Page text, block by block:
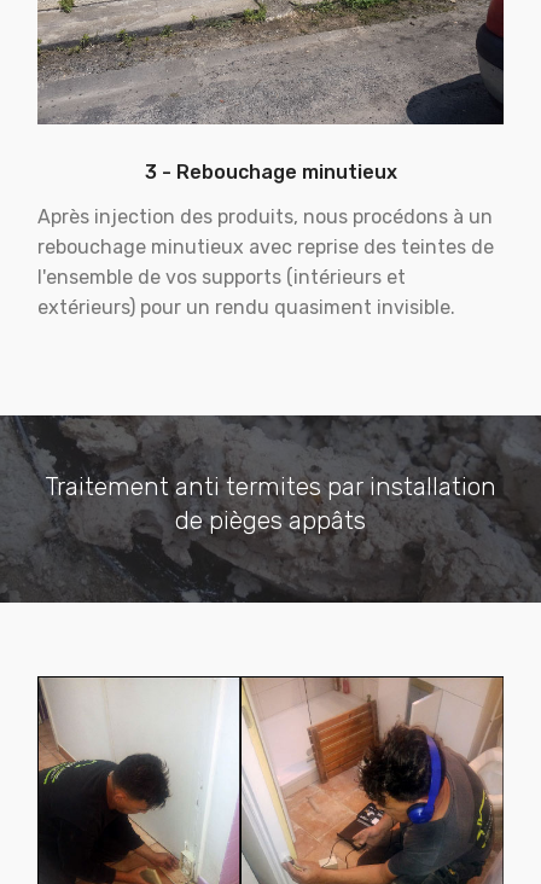
3 - Rebouchage minutieux
Après injection des produits, nous procédons à un
rebouchage minutieux avec reprise des teintes de
l'ensemble de vos supports (intérieurs et
extérieurs) pour un rendu quasiment invisible.
Traitement anti termites par installation
de pièges appâts